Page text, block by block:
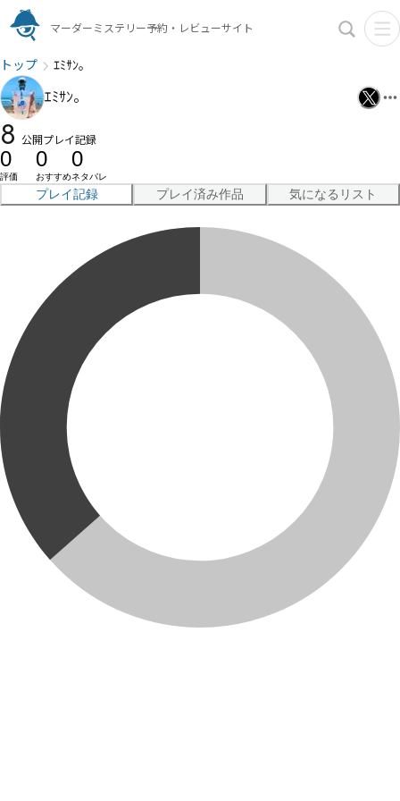
マーダーミステリー予約・レビューサイト
トップ ｴﾐｻﾝ。
ｴﾐｻﾝ。
8 公開プレイ記録
0
評価
0
おすすめ
0
ネタバレ
プレイ記録 プレイ済み作品 気になるリスト